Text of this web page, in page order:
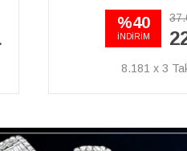
%40
İNDİRİM
5.779 x 3